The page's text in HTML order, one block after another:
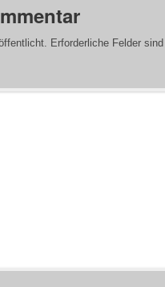
Erforderliche Felder